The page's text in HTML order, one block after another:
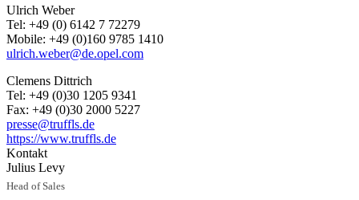
Ulrich Weber
Tel: +49 (0) 6142 7 72279
Mobile: +49 (0)160 9785 1410
ulrich.weber@de.opel.com
Clemens Dittrich
Tel: +49 (0)30 1205 9341
Fax: +49 (0)30 2000 5227
presse@truffls.de
https://www.truffls.de
Kontakt
Julius Levy
Head of Sales